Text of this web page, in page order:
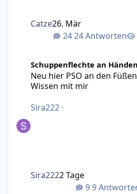
24 Antworten
Catze26. Mär
Schuppenflechte an
Neu hier PSO an den
Wissen mit mir
Sira222 ·
9
Sira2222 Tage